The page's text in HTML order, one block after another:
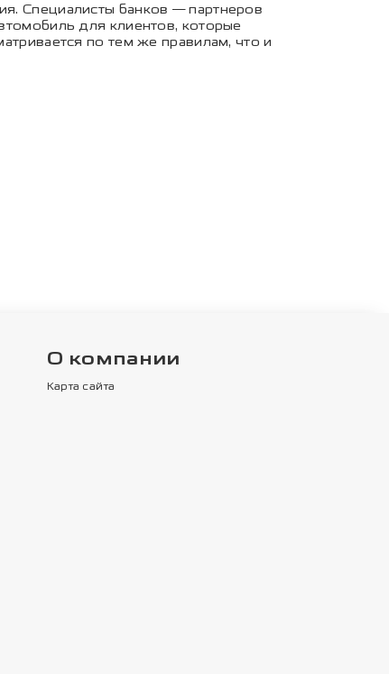
Специалисты банков — партнеров
для клиентов, которые
по тем же правилам, что и
О компании
Карта сайта